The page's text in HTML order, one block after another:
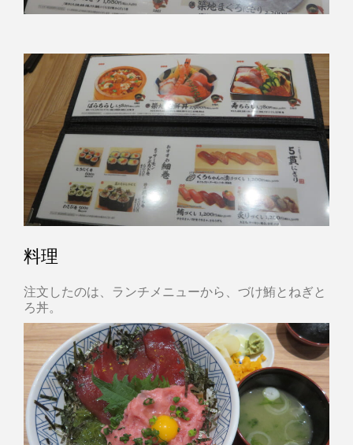
料理
注文したのは、ランチメニューから、づけ鮪とねぎと
ろ丼。